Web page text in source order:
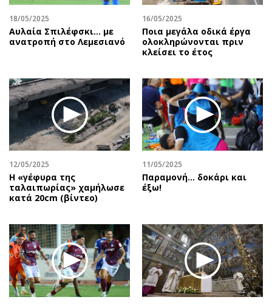
Περιβάλλον
Ελλάδα
Κόσμος
Σινεμά
Θέατρο-Χορός
Μουσική
Εικαστικά
Βιβλίο
Χειρόγραφα
Ταξίδια
Συνταγές
Έξοδος
Media
Wine routes
Podcasts
Uncut
Προσφορές
Προσωπικότητες στην ''Κ''
Επιστολές
18/05/2025
Αυλαία Σπιλέφσκι... με
ανατροπή στο Λεμεσιανό
16/05/2025
Ποια μεγάλα οδικά έργα
ολοκληρώνονται πριν
κλείσει το έτος
12/05/2025
H «γέφυρα της
ταλαιπωρίας» χαμήλωσε
κατά 20cm (βίντεο)
11/05/2025
Παραμονή… δοκάρι και
έξω!